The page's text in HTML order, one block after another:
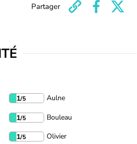
Partager
1/5 Aulne
1/5 Bouleau
1/5 Olivier